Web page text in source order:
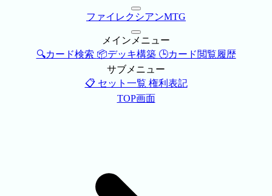
ファイレクシアンMTG
メインメニュー
🔍カード検索 📦デッキ構築 🕒カード閲覧履歴
サブメニュー
📋 セット一覧 権利表記
TOP画面